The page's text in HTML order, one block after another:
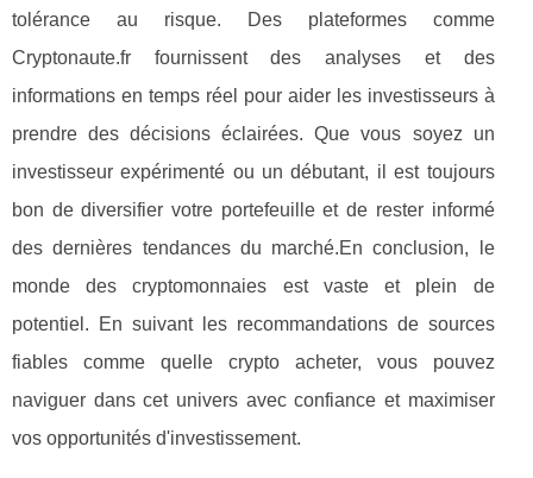
tolérance au risque. Des plateformes comme
Cryptonaute.fr fournissent des analyses et des
informations en temps réel pour aider les investisseurs à
prendre des décisions éclairées. Que vous soyez un
investisseur expérimenté ou un débutant, il est toujours
bon de diversifier votre portefeuille et de rester informé
des dernières tendances du marché.En conclusion, le
monde des cryptomonnaies est vaste et plein de
potentiel. En suivant les recommandations de sources
fiables comme quelle crypto acheter, vous pouvez
naviguer dans cet univers avec confiance et maximiser
vos opportunités d'investissement.